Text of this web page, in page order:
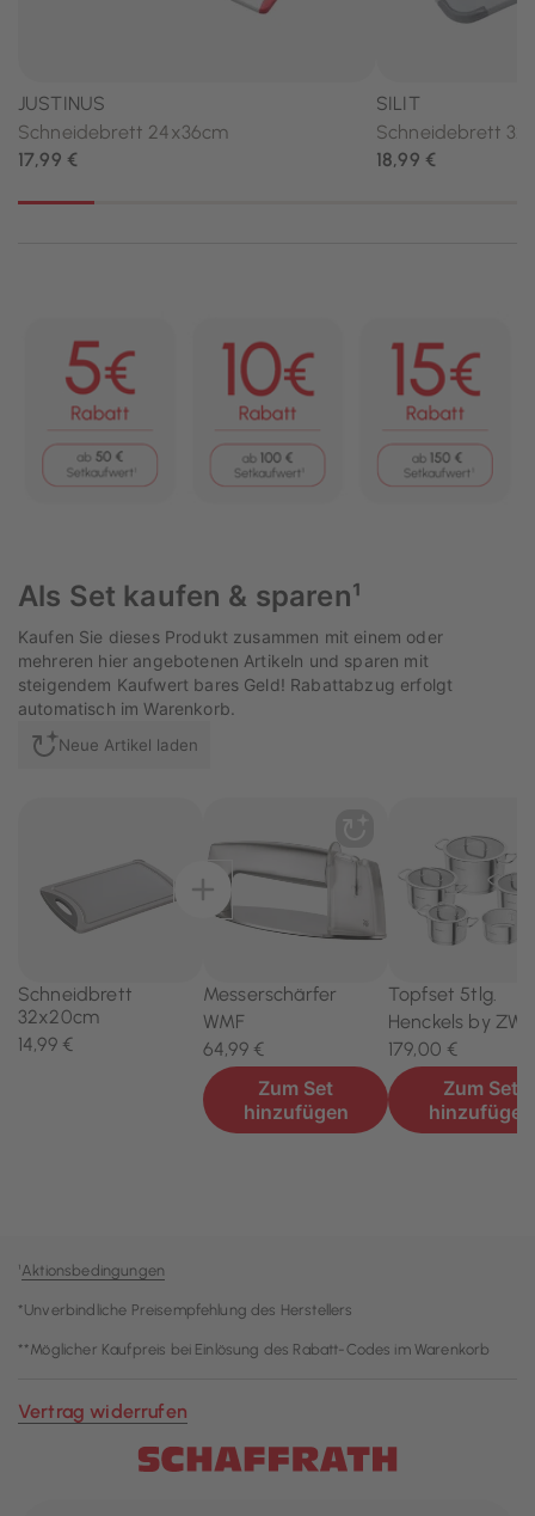
¹Aktionsbedingungen
*Unverbindliche Preisempfehlung des Herstellers
**Möglicher Kaufpreis bei Einlösung des Rabatt-Codes im Warenkorb
Vertrag widerrufen